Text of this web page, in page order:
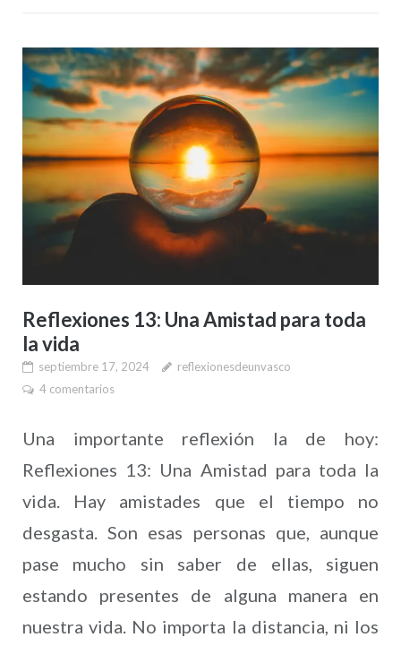
Reflexiones 13: Una Amistad para toda
la vida
septiembre 17, 2024
reflexionesdeunvasco
4 comentarios
Una importante reflexión la de hoy:
Reflexiones 13: Una Amistad para toda la
vida. Hay amistades que el tiempo no
desgasta. Son esas personas que, aunque
pase mucho sin saber de ellas, siguen
estando presentes de alguna manera en
nuestra vida. No importa la distancia, ni los